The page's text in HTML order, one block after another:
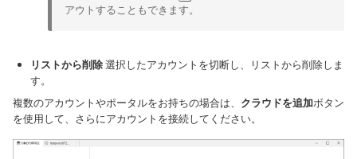
アウトすることもできます。
リストから削除選択したアカウントを切断し、リストから削除しま
す。
複数のアカウントやポータルをお持ちの場合は、 クラウドを追加ボタン
を使用して、さらにアカウントを接続してください。